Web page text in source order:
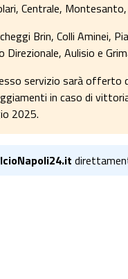
Centrale,
Brin, Colli Aminei,
Direzionale, Aulisio e
servizio sarà offerto
in caso di
2025.